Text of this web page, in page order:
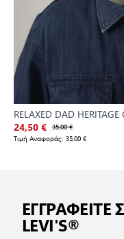
RELAXED DAD HERITAGE
24,50 € 35,00 €
Τιμή Αναφοράς: 35,00 €
ΕΓΓΡΑΦΕΙΤΕ
LEVI'S®